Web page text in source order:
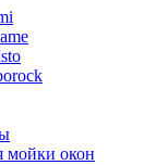
мойки окон